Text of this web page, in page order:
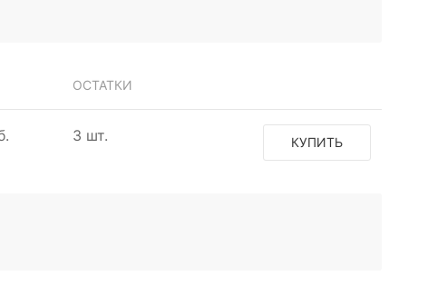
ОСТАТКИ
3 шт. КУПИТЬ